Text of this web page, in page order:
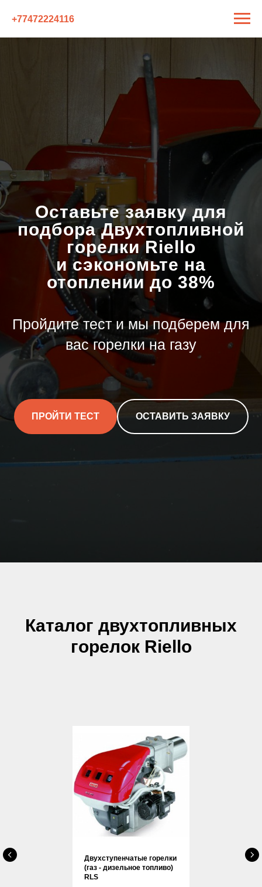
+77472224116
Оставьте заявку для
подбораДвухтопливной
горелки Riello
и сэкономьте на
отоплении до 38%
Пройдите тест и мы подберем для
вас горелки на газу
ПРОЙТИ ТЕСТ ОСТАВИТЬ ЗАЯВКУ
Каталог двухтопливных
горелок Riello
Двухступенчатые горелки
(газ - дизельное топливо)
RLS